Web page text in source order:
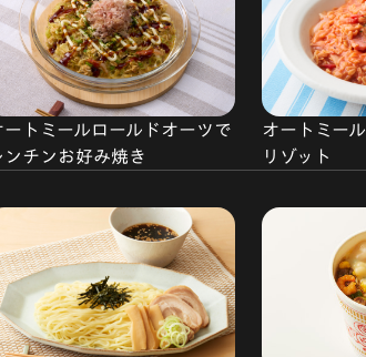
ートミールロールドオーツで
ンチンお好み焼き
オートミー
リゾット